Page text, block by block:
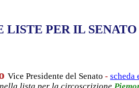
PER IL
Vice Presidente del Senato - scheda